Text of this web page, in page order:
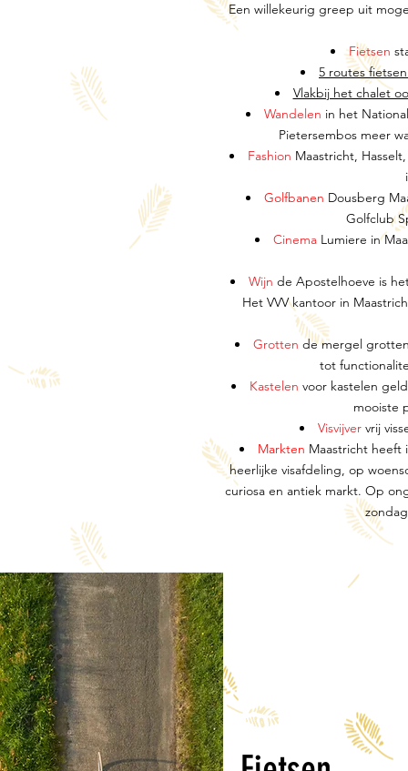
Een willekeurig greep uit
Fietsen
5 routes
Vlakbij het chalet
Wandelen in het
Pietersembos meer
Fashion Maastricht,
Golfbanen Dousberg
Golfclub
Cinema Lumiere in
Wijn de Apostelhoeve is
Het VVV kantoor in
Grotten de mergel
tot
Kastelen voor kastelen
mooiste
Visvijver vrij
Markten Maastricht
heerlijke visafdeling, op
curiosa en antiek markt. Op